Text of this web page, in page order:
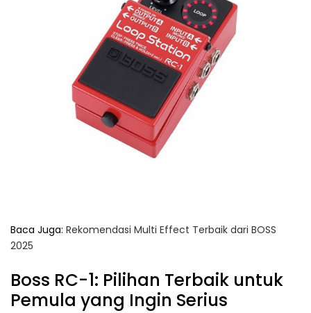
Baca Juga: Rekomendasi Multi Effect Terbaik dari BOSS
2025
Boss RC-1: Pilihan Terbaik untuk
Pemula yang Ingin Serius